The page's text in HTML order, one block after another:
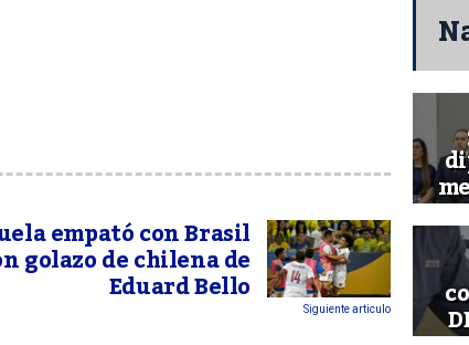
empató con Brasil
golazo de chilena de
Eduard Bello Siguiente articulo